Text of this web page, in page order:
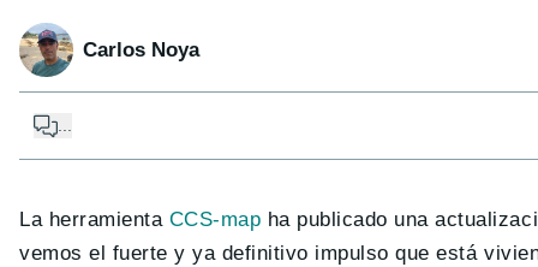
Carlos Noya
...
La herramientaCCS-map ha publicado una
vemos el fuerte y ya definitivo impulso que está